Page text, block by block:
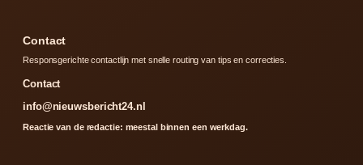
Contact
Responsgerichte contactlijn met snelle routing van tips en correcties.
Contact
info@nieuwsbericht24.nl
Reactie van de redactie: meestal binnen een werkdag.